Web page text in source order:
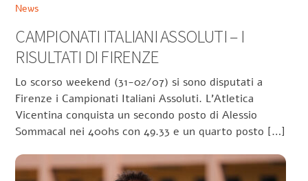
News
CAMPIONATI ITALIANI ASSOLUTI – I
RISULTATI DI FIRENZE
Lo scorso weekend (31-02/07) si sono disputati a
Firenze i Campionati Italiani Assoluti. L’Atletica
Vicentina conquista un secondo posto di Alessio
Sommacal nei 400hs con 49.33 e un quarto posto […]